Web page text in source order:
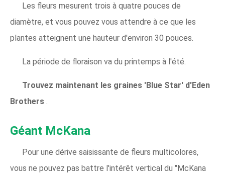
Les fleurs mesurent trois à quatre pouces de
diamètre, et vous pouvez vous attendre à ce que les
plantes atteignent une hauteur d'environ 30 pouces.
La période de floraison va du printemps à l'été.
Trouvez maintenant les graines 'Blue Star' d'Eden
Brothers
Géant McKana
Pour une dérive saisissante de fleurs multicolores,
vous ne pouvez pas battre l'intérêt vertical du "McKana